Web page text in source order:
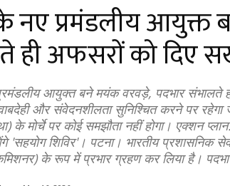
नए प्रमंडलीय आयुक्त
ही अफसरों को दिए
आयुक्त बने मयंक वरवड़े, पदभार संभालते
और संवेदनशीलता सुनिश्चित करने पर
के मोर्चे पर कोई समझौता नहीं होगा। एक्शन
'सहयोग शिविर'। पटना। भारतीय प्रशासनिक
के रूप में प्रभार ग्रहण कर लिया है।